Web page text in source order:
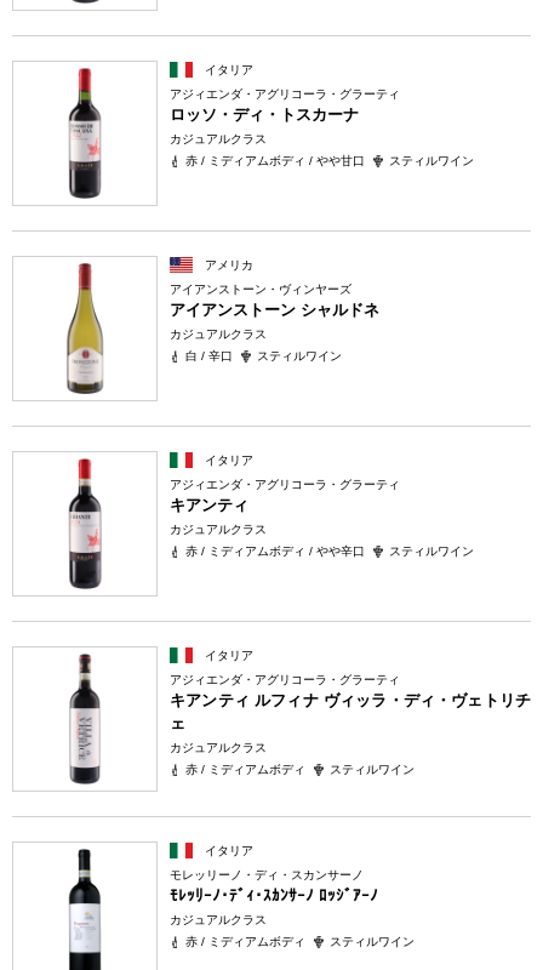
イタリア
アジィエンダ・アグリコーラ・グラーティ
ロッソ・ディ・トスカーナ
カジュアルクラス
赤 / ミディアムボディ / やや甘口
スティルワイン
アメリカ
アイアンストーン・ヴィンヤーズ
アイアンストーン シャルドネ
カジュアルクラス
白 / 辛口
スティルワイン
イタリア
アジィエンダ・アグリコーラ・グラーティ
キアンティ
カジュアルクラス
赤 / ミディアムボディ / やや辛口
スティルワイン
イタリア
アジィエンダ・アグリコーラ・グラーティ
キアンティ ルフィナ ヴィッラ・ディ・ヴェトリチ
ェ
カジュアルクラス
赤 / ミディアムボディ
スティルワイン
イタリア
モレッリーノ・ディ・スカンサーノ
ﾓﾚｯﾘｰﾉ･ﾃﾞｨ･ｽｶﾝｻｰﾉ ﾛｯｼﾞｱｰﾉ
カジュアルクラス
赤 / ミディアムボディ
スティルワイン